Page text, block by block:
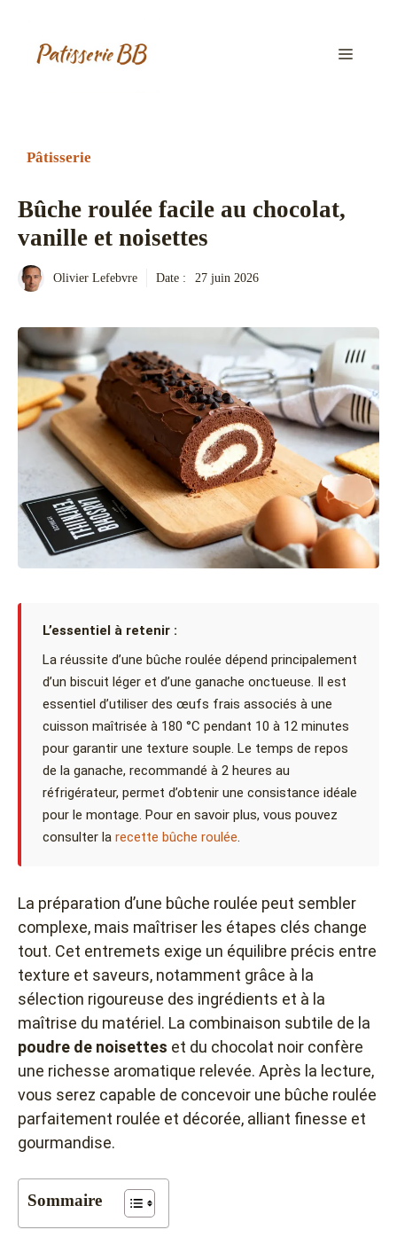
contenu
Menu
Pâtisserie
Bûche roulée facile au chocolat,
vanille et noisettes
Olivier Lefebvre Date : 27 juin 2026
L’essentiel à retenir :
La réussite d’une bûche roulée dépend principalement
d’un biscuit léger et d’une ganache onctueuse. Il est
essentiel d’utiliser des œufs frais associés à une
cuisson maîtrisée à 180 °C pendant 10 à 12 minutes
pour garantir une texture souple. Le temps de repos
de la ganache, recommandé à 2 heures au
réfrigérateur, permet d’obtenir une consistance idéale
pour le montage. Pour en savoir plus, vous pouvez
consulter la recette bûche roulée
La préparation d’une bûche roulée peut sembler
complexe, mais maîtriser les étapes clés change
tout. Cet entremets exige un équilibre précis entre
texture et saveurs, notamment grâce à la
sélection rigoureuse des ingrédients et à la
maîtrise du matériel. La combinaison subtile de la
poudre de noisettes et du chocolat noir confère
une richesse aromatique relevée. Après la lecture,
vous serez capable de concevoir une bûche roulée
parfaitement roulée et décorée, alliant finesse et
gourmandise.
Sommaire